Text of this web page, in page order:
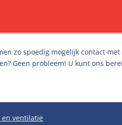
zo spoedig mogelijk contact
Geen probleem! U kunt ons
en ventilatie